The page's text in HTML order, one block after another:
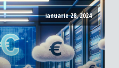
ianuarie 28, 2024